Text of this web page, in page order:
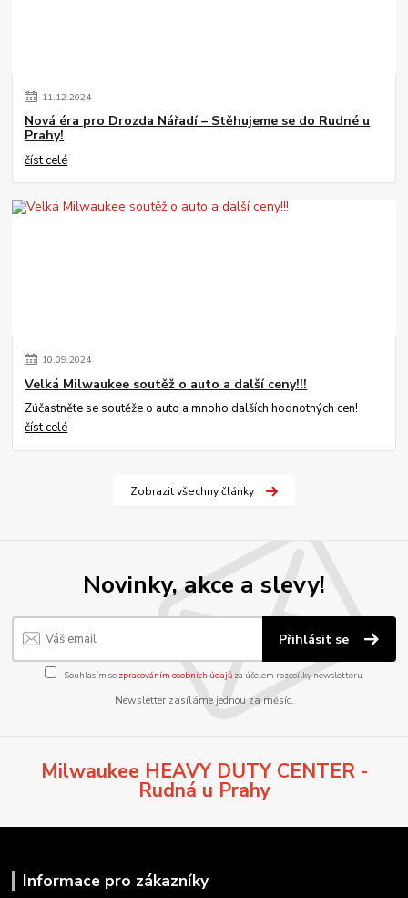
11.12.2024
Nová éra pro Drozda Nářadí – Stěhujeme se do Rudné u
Prahy!
číst celé
10.09.2024
Velká Milwaukee soutěž o auto a další ceny!!!
Zúčastněte se soutěže o auto a mnoho dalších hodnotných cen!
číst celé
Zobrazit všechny články
Novinky, akce a slevy!
Přihlásit se
Souhlasím se zpracováním osobních údajůza účelem rozesílky newsletteru.
Newsletter zasíláme jednou za měsíc.
Milwaukee HEAVY DUTY CENTER -
Rudná u Prahy
Informace pro zákazníky